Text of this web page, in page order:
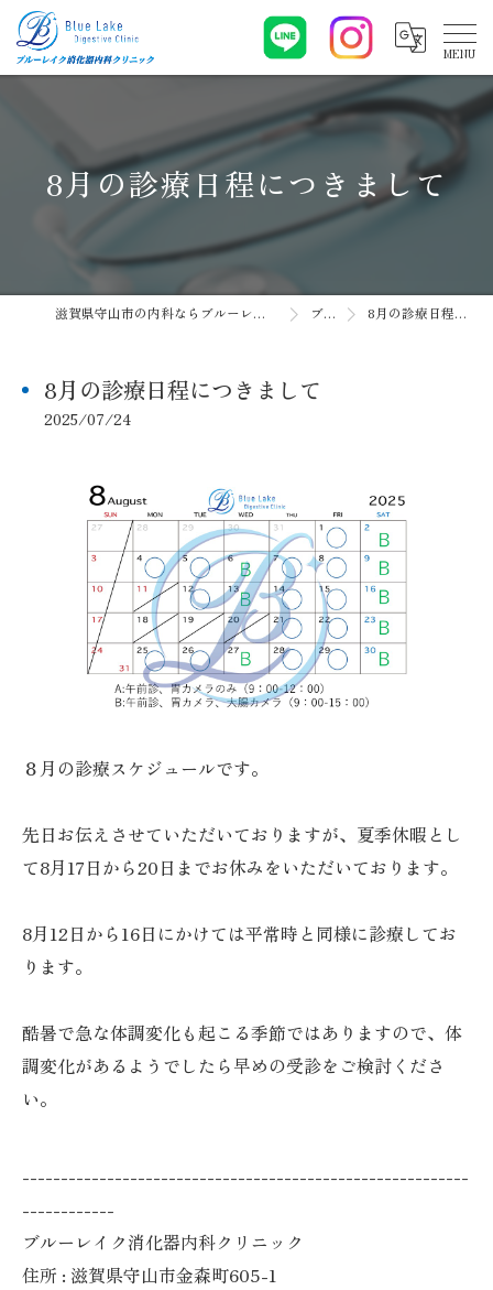
8月の診療日程につきまして
滋賀県守山市の内科ならブルーレイク消化器内科クリニック ブログ 8月の診療日程につきまして
8月の診療日程につきまして
2025/07/24
８月の診療スケジュールです。
先日お伝えさせていただいておりますが、夏季休暇とし
て8月17日から20日までお休みをいただいております。
8月12日から16日にかけては平常時と同様に診療してお
ります。
酷暑で急な体調変化も起こる季節ではありますので、体
調変化があるようでしたら早めの受診をご検討くださ
い。
----------------------------------------------------------
------------
ブルーレイク消化器内科クリニック
住所 : 滋賀県守山市金森町605-1